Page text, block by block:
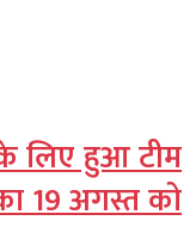
लिए हुआ टीम
19 अगस्त को